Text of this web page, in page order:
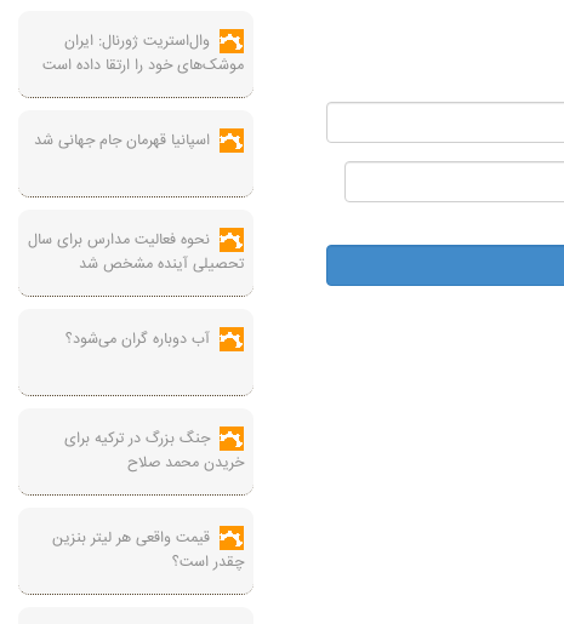
وال‌استریت ژورنال: ایران
موشک‌های خود را ارتقا داده است
اسپانیا قهرمان جام جهانی شد
نحوه فعالیت مدارس برای سال
تحصیلی آینده مشخص شد
آب دوباره گران می‌شود؟
جنگ بزرگ در ترکیه برای
خریدن محمد صلاح
قیمت واقعی هر لیتر بنزین
چقدر است؟